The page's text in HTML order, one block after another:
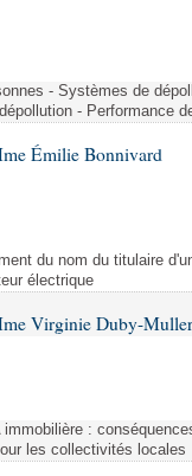
- Systèmes de
- Performance
Émilie Bonnivard
du nom du titulaire
électrique
Virginie Duby-Muller
:
les collectivités locales